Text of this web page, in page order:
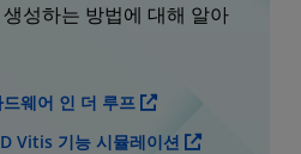
성하는 방법에 대해 알아
웨어 인 더 루프
Vitis 기능 시뮬레이션